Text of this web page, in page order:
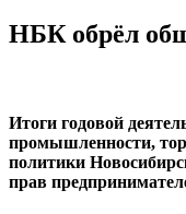
НБК обрёл
Итоги годовой
промышленности,
политики
прав